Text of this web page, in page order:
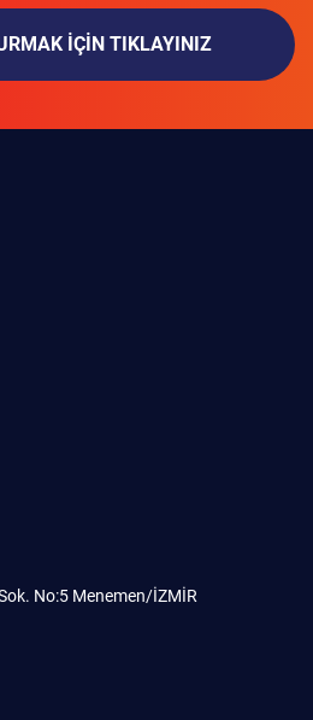
IÇIN TIKLAYINIZ
No:5 Menemen/İZMİR